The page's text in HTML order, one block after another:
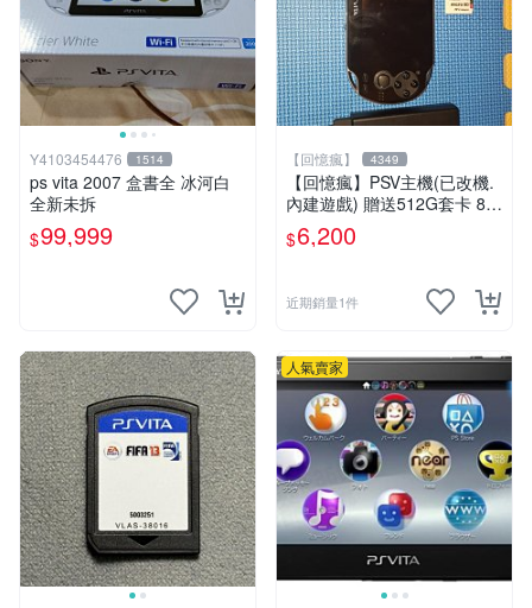
Y4103454476 1514
ps vita 2007 盒書全 冰河白
全新未拆
$99,999
【回憶瘋】 4349
【回憶瘋】PSV主機(已改機.
內建遊戲) 贈送512G套卡 8成
5新 1000型
$6,200
近期銷量1件
人氣賣家